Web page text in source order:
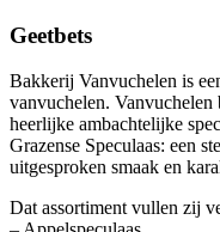
Geetbets
Bakkerij Vanvuchelen is
vanvuchelen. Vanvuchelen
heerlijke ambachtelijke
Grazense Speculaas: een
uitgesproken smaak en
Dat assortiment vullen zij